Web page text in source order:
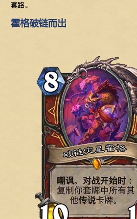
套路。
霍格破链而出